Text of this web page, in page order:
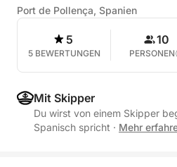
Port de Pollença, Spanien
5
5 BEWERTUNGEN
10
PERSONEN
Mit Skipper
Du wirst von einem Skipper
Spanisch spricht · Mehr